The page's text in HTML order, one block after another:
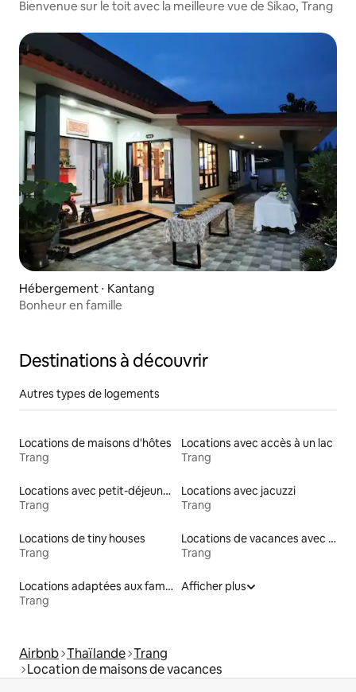
Bienvenue sur le toit avec la meilleure vue de Sikao, Trang
Hébergement ⋅ Kantang
Bonheur en famille
Destinations à découvrir
Autres types de logements
Locations de maisons d'hôtes
Trang
Locations avec accès à un lac
Trang
Locations avec petit-déjeuner
Trang
Locations avec jacuzzi
Trang
Locations de tiny houses
Trang
Locations de vacances avec piscine
Trang
Locations adaptées aux familles
Trang
Afficher plus
Airbnb Thaïlande Trang
Location de maisons de vacances